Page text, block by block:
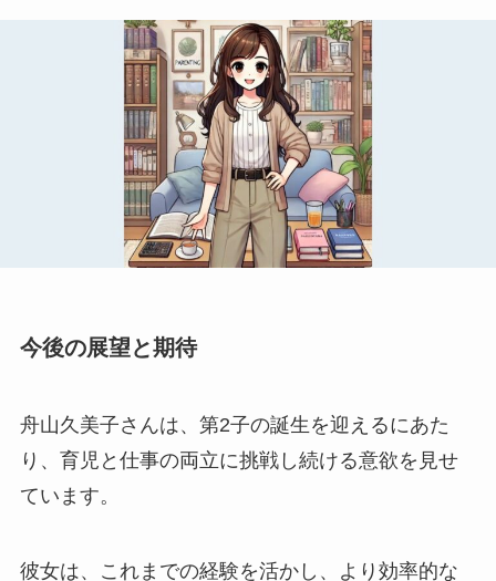
今後の展望と期待
舟山久美子さんは、第2子の誕生を迎えるにあた
り、育児と仕事の両立に挑戦し続ける意欲を見せ
ています。
彼女は、これまでの経験を活かし、より効率的な